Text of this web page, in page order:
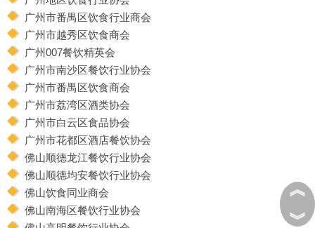
广州市番禺区饮食行业商会
广州市越秀区饮食商会
广州007餐饮精英会
广州市南沙区餐饮行业协会
广州市番禺区饮食商会
广州市荔湾区酒类协会
广州市白云区食品协会
广州市花都区酒店餐饮协会
佛山顺德龙江餐饮行业协会
佛山顺德均安餐饮行业协会
佛山饮食同业商会
佛山南海区餐饮行业协会
︽
︾